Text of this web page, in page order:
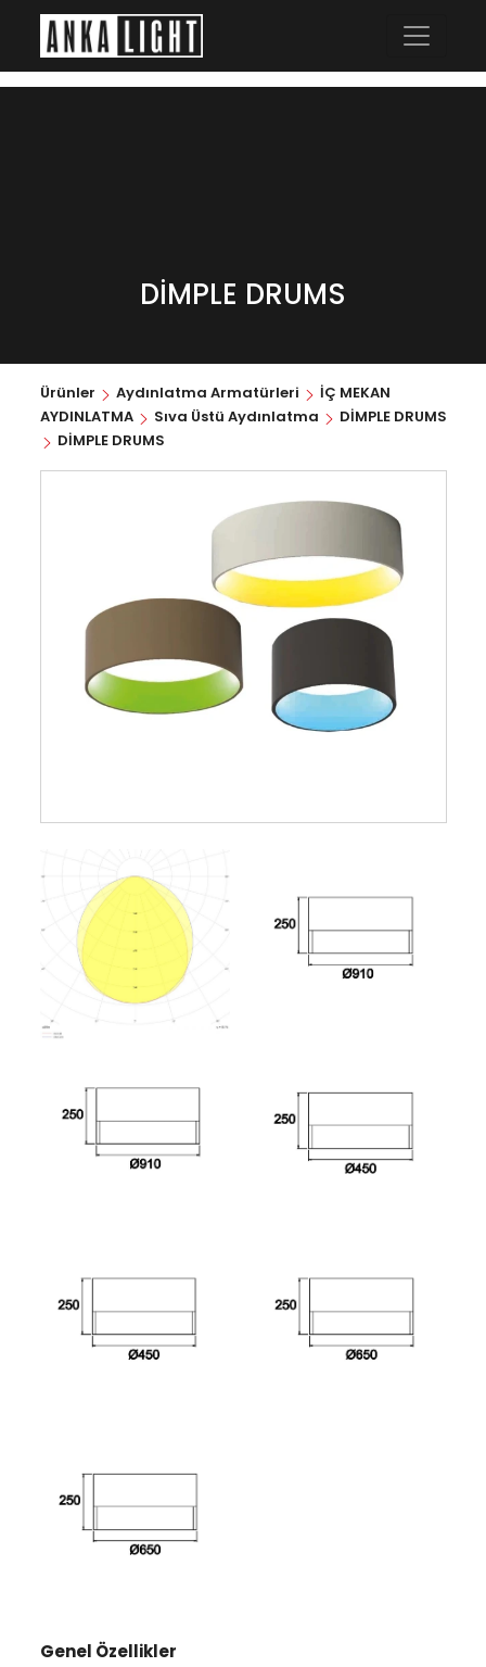
DİMPLE DRUMS
Ürünler Aydınlatma Armatürleri
İÇ MEKAN
AYDINLATMA
Sıva Üstü Aydınlatma
DİMPLE DRUMS
DİMPLE DRUMS
Genel Özellikler